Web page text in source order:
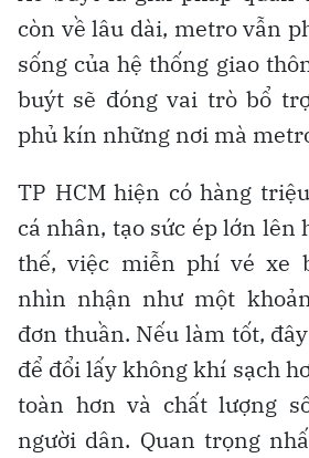
còn về lâu dài, metro vẫn
sống của hệ thống giao
buýt sẽ đóng vai trò bổ
phủ kín những nơi mà
TP HCM hiện có hàng
cá nhân, tạo sức ép lớn lên
thế, việc miễn phí vé xe
nhìn nhận như một
đơn thuần. Nếu làm tốt,
để đổi lấy không khí sạch
toàn hơn và chất lượng
người dân. Quan trọng